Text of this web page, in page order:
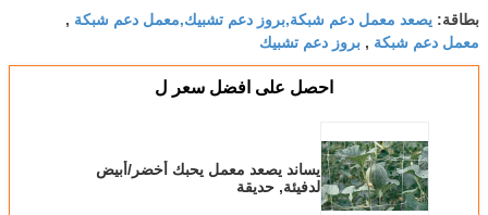
معمل دعم شبكة,بروز دعم تشبيك,معمل دعم شبكة,
,بروز دعم تشبيك
احصل على افضل سعر ل
يساند يصعد معمل يحبك أخضر/أبيض
لدفيئة, حديقة